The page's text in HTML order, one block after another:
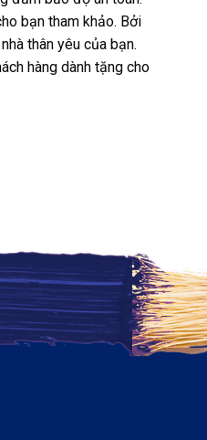
bạn tham khảo. Bởi
thân yêu của bạn.
hàng dành tặng cho